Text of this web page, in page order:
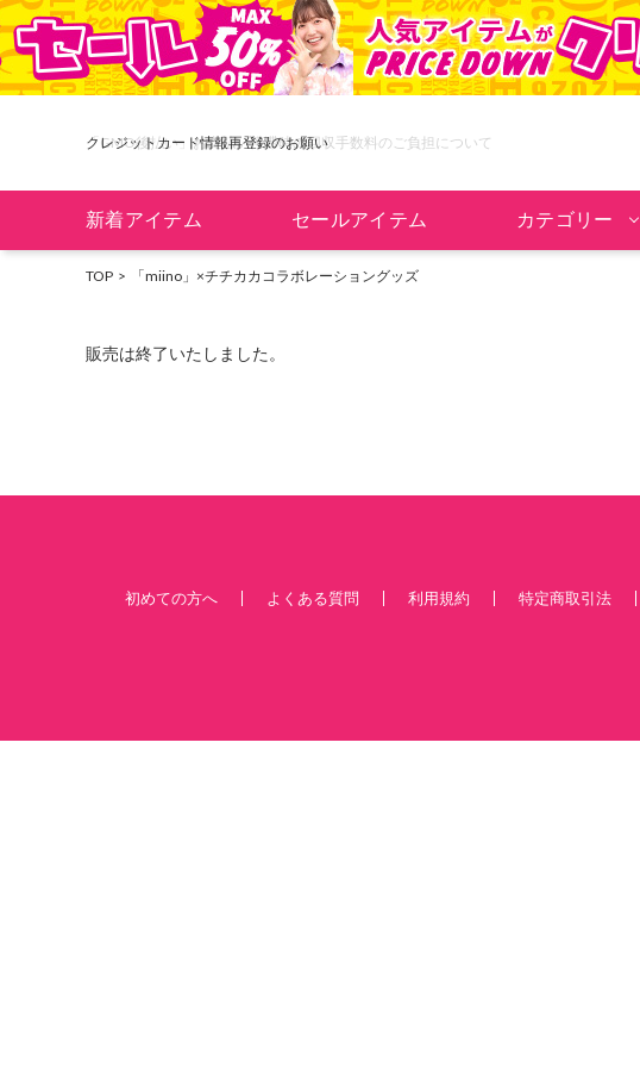
「GMO後払い」お支払い停滞時の回収手数料のご負担について
クレジットカード情報再登録のお願い
新着アイテム セールアイテム カテゴリー
TOP 「miino」×チチカカコラボレーショングッズ
販売は終了いたしました。
初めての方へ よくある質問 利用規約 特定商取引法